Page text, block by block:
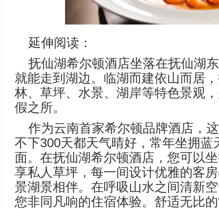
延伸阅读：
抚仙湖希尔顿酒店坐落在抚仙湖
就能走到湖边。临湖而建依山而居
林、草坪、水景、湖岸等特色景观
假之所。
作为云南首家希尔顿品牌酒店，
不下300天都天气晴好，常年坐拥蓝
面。在抚仙湖希尔顿酒店，您可以
享私人草坪，每一间设计优雅的客
景湖景相伴。在呼吸山水之间清新
您非同凡响的住宿体验。舒适无比的